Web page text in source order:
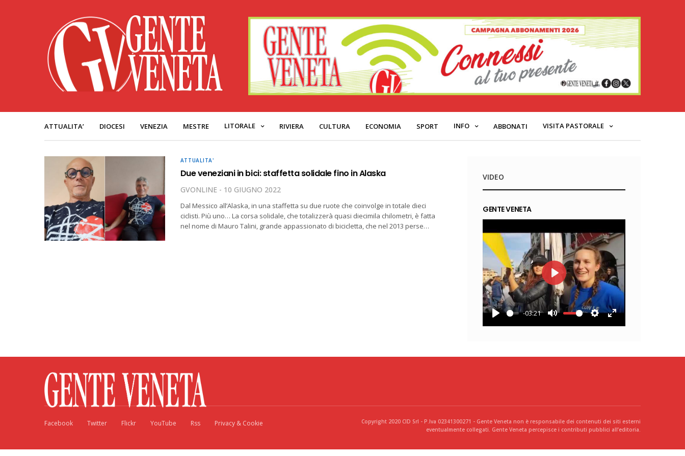
ATTUALITA’ DIOCESI VENEZIA MESTRE LITORALE RIVIERA CULTURA ECONOMIA SPORT INFO ABBONATI VISITA PASTORALE
ATTUALITA'
Due veneziani in bici: staffetta solidale fino in Alaska
GVONLINE 10 GIUGNO 2022
Dal Messico all’Alaska, in una staffetta su due ruote che coinvolge in totale dieci
ciclisti. Più uno… La corsa solidale, che totalizzerà quasi diecimila chilometri, è fatta
nel nome di Mauro Talini, grande appassionato di bicicletta, che nel 2013 perse…
VIDEO
GENTE VENETA
-03:21
Play
Facebook Twitter Flickr YouTube Rss Privacy & Cookie
Copyright 2020 CID Srl - P.Iva 02341300271 - Gente Veneta non è responsabile dei contenuti dei siti esterni
eventualmente collegati. Gente Veneta percepisce i contributi pubblici all’editoria.